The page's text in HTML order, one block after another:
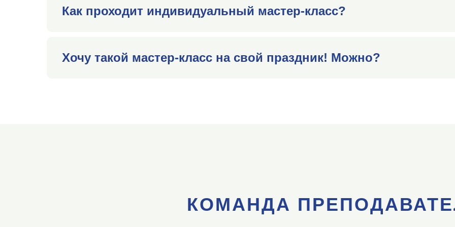
Как проходит индивидуальный мастер-класс?
Хочу такой мастер-класс на свой праздник! Можно?
КОМАНДА